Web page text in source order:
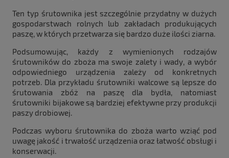
Ten typ śrutownika jest szczególnie przydatny w dużych
gospodarstwach rolnych lub zakładach produkujących
paszę, w których przetwarza się bardzo duże ilości ziarna.
Podsumowując, każdy z wymienionych rodzajów
śrutowników do zboża ma swoje zalety i wady, a wybór
odpowiedniego urządzenia zależy od konkretnych
potrzeb. Dla przykładu śrutowniki walcowe są lepsze do
śrutowania zbóż na paszę dla bydła, natomiast
śrutowniki bijakowe są bardziej efektywne przy produkcji
paszy drobiowej.
Podczas wyboru śrutownika do zboża warto wziąć pod
uwagę jakość i trwałość urządzenia oraz łatwość obsługi i
konserwacji.